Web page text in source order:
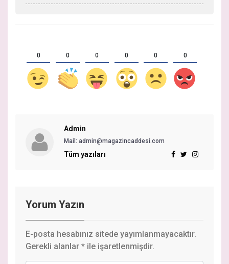
0 0 0 0 0 0
Admin
Mail: admin@magazincaddesi.com
Tüm yazıları
Yorum Yazın
E-posta hesabınız sitede yayımlanmayacaktır.
Gerekli alanlar * ile işaretlenmişdir.